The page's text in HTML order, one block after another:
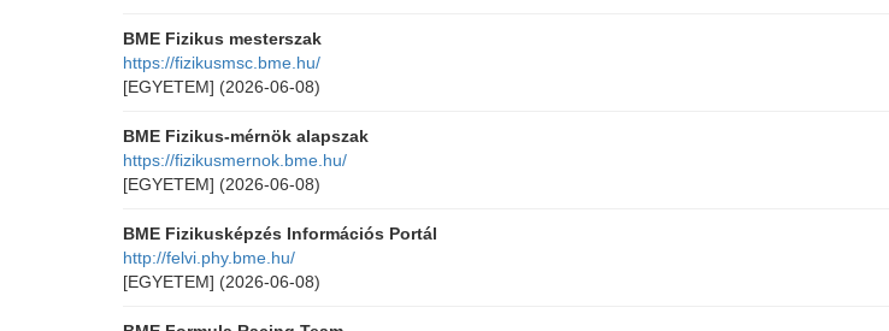
BME Fizikus mesterszak
https://fizikusmsc.bme.hu/
[EGYETEM] (2026-06-08)
BME Fizikus-mérnök alapszak
https://fizikusmernok.bme.hu/
[EGYETEM] (2026-06-08)
BME Fizikusképzés Információs Portál
http://felvi.phy.bme.hu/
[EGYETEM] (2026-06-08)